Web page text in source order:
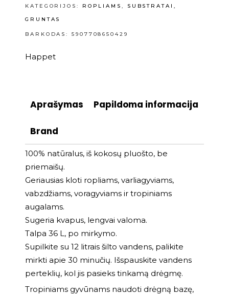
KATEGORIJOS: ROPLIAMS , SUBSTRATAI,
GRUNTAS
BARKODAS: 5907708650429
Happet
Aprašymas Papildoma informacija
Brand
100% natūralus, iš kokosų pluošto, be
priemaišų.
Geriausias kloti ropliams, varliagyviams,
vabzdžiams, voragyviams ir tropiniams
augalams.
Sugeria kvapus, lengvai valoma.
Talpa 36 L, po mirkymo.
Supilkite su 12 litrais šilto vandens, palikite
mirkti apie 30 minučių. Išspauskite vandens
perteklių, kol jis pasieks tinkamą drėgmę.
Tropiniams gyvūnams naudoti drėgną bazę,